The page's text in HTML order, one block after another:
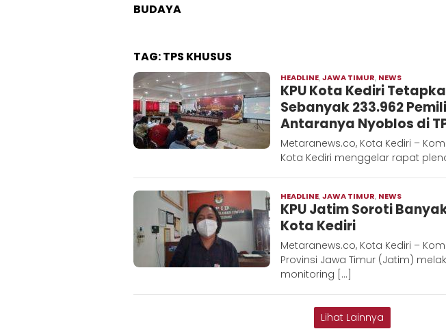
BUDAYA
TAG:TPS KHUSUS
HEADLINE,JAWA TIMUR, NEWS
Hadi
KPU Kota Kediri
Sebanyak 233.962
Antaranya Nyoblos di
Metaranews.co, Kota Kediri –
Kota Kediri menggelar rapat
HEADLINE,JAWA TIMUR, NEWS
Hadi
KPU Jatim Soroti
Kota Kediri
Metaranews.co, Kota Kediri –
Provinsi Jawa Timur (Jatim)
monitoring […]
Lihat Lainnya